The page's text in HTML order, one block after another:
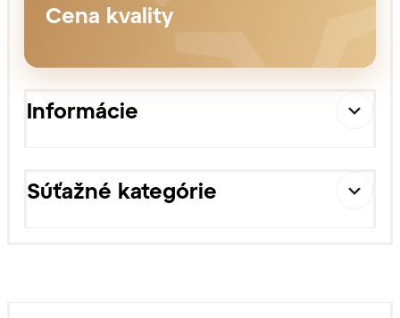
Cena kvality
Informácie
Súťažné kategórie